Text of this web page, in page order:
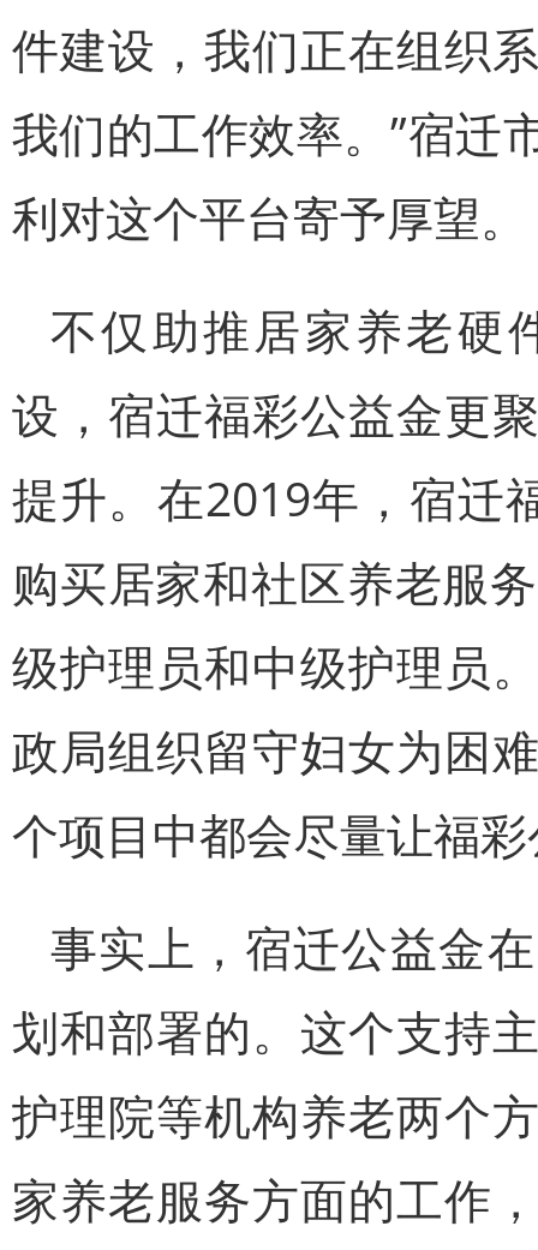
件建设，我们正在组织
我们的工作效率。”宿迁
利对这个平台寄予厚望。
不仅助推居家养老硬
设，宿迁福彩公益金更
提升。在2019年，宿迁
购买居家和社区养老服
级护理员和中级护理员
政局组织留守妇女为困
个项目中都会尽量让福
事实上，宿迁公益金
划和部署的。这个支持
护理院等机构养老两个
家养老服务方面的工作